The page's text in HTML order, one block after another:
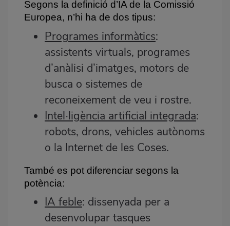
Segons la definició d’IA de la Comissió
Europea, n’hi ha de dos tipus:
Programes informàtics:
assistents virtuals, programes
d’anàlisi d’imatges, motors de
busca o sistemes de
reconeixement de veu i rostre.
Intel·ligència artificial integrada:
robots, drons, vehicles autònoms
o la Internet de les Coses.
També es pot diferenciar segons la
potència:
IA feble: dissenyada per a
desenvolupar tasques